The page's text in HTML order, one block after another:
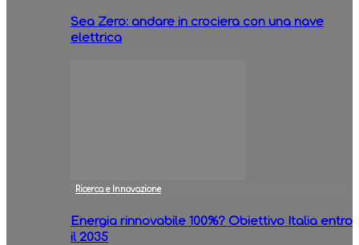
Sea Zero: andare in crociera con una nave
elettrica
Ricerca e Innovazione
Energia rinnovabile 100%? Obiettivo Italia entro
il 2035